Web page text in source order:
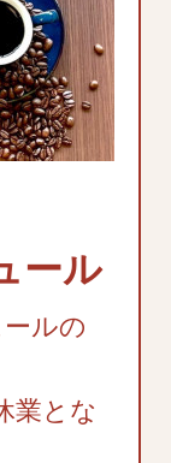
ール
ルの
業とな